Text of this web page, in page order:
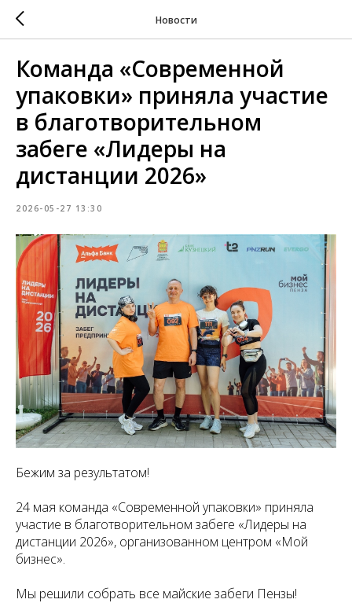
Новости
Команда «Современной
упаковки» приняла участие
в благотворительном
забеге «Лидеры на
дистанции 2026»
2026-05-27 13:30
Бежим за результатом!
24 мая команда «Современной упаковки» приняла
участие в благотворительном забеге «Лидеры на
дистанции 2026», организованном центром «Мой
бизнес».
Мы решили собрать все майские забеги Пензы!